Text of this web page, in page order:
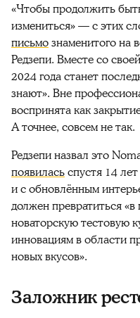
«Чтобы продолжить
измениться» — с этих
письмознаменитого на
Редзепи. Вместе со
2024 года станет
знают». Вне
воспринята как
А точнее, совсем не так.
Редзепи назвал это
появиласьспустя 14
и с обновлённым
должен превратиться
новаторскую тестовую
инновациям в области
новых вкусов».
Заложник